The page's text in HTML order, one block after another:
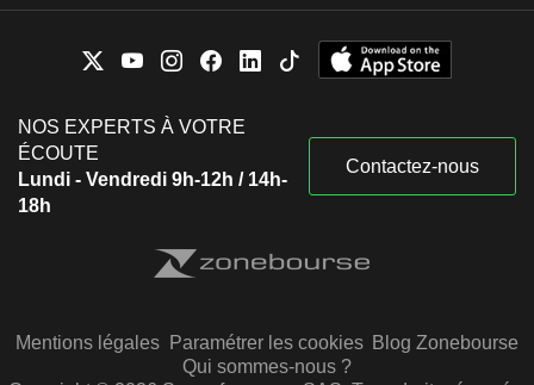
NOS EXPERTS À VOTRE
ÉCOUTE
Lundi - Vendredi 9h-12h / 14h-
18h
Contactez-nous
Mentions légales Paramétrer les cookies Blog Zonebourse
Qui sommes-nous ?